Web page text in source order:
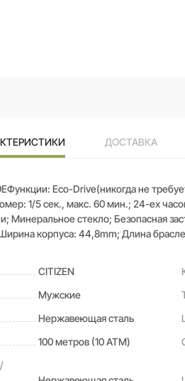
ДОСТАВКА
Eco-Drive(никогда не
1/5 сек., макс. 60 мин.; 24-ех
Минеральное стекло; Безопасная
корпуса: 44,8mm; Длина
CITIZEN
Мужские
Нержавеющая сталь
100 метров (10 ATM)